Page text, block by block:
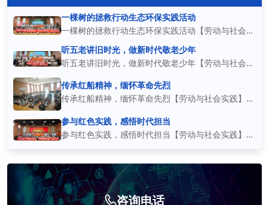
一棵树的拯救行动生态环保实践活动
一棵树的拯救行动生态环保实践活动【劳动与社会实
践】 本次“一棵树的拯救行动”生态环保主题实践活
动，以理念宣讲、承诺践行的形式开展，引导学生建
立生态保护的思想认知。活动现场，全体学生共同学
习
听五老讲旧时光，做新时代敬老少年
听五老讲旧时光，做新时代敬老少年【劳动与社会实
践】 本次敬老公益实践活动顺利开展，众多中学生
参与本次主题活动。活动现场邀请老一辈长者讲述过
认真聆听，深
传承红船精神，缅怀革命先烈
传承红船精神，缅怀革命先烈【劳动与社会实践】
同学们围坐一堂，手折红色纸船，以质朴庄重的方式
追思革命先辈，赓续百年红色薪火。指尖的纸船承载
的铭记
参与红色实践，感悟时代担当
参与红色实践，感悟时代担当【劳动与社会实践】
史、传承精神的窗口。同学们相聚于此，在浓厚的红
色氛围中重温初心历程，聆听先辈奋斗故事，厚植家
国赤诚之
咨询电话